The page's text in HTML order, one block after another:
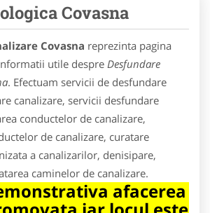
Covasna
Covasna reprezinta pagina
utile despre Desfundare
. Efectuam servicii de desfundare
canalizare, servicii desfundare
conductelor de canalizare,
de canalizare, curatare
a canalizarilor, denisipare,
caminelor de canalizare.
afacerea